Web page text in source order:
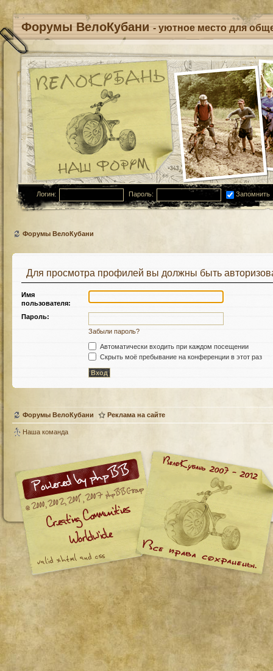
Форумы ВелоКубани - уютное место для
Логин: Пароль: Запомнить
Форумы ВелоКубани
Для просмотра профилей вы должны быть
Имя
пользователя:
Пароль:
Забыли пароль?
Автоматически входить при каждом посещении
Скрыть моё пребывание на конференции в этот раз
Форумы ВелоКубани Реклама на сайте
Наша команда